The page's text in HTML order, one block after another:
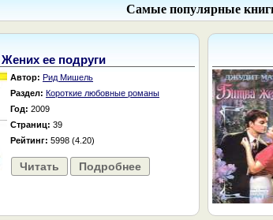
Самые популярные
Жених ее подруги
Автор: Рид Мишель
Раздел: Короткие любовные романы
Год: 2009
Страниц: 39
Рейтинг: 5998 (4.20)
Читать Подробнее